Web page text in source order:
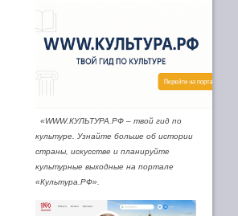
«WWW.КУЛЬТУРА.РФ – твой гид по
культуре. Узнайте больше об истории
страны, искусстве и планируйте
культурные выходные на портале
«Культура.РФ».